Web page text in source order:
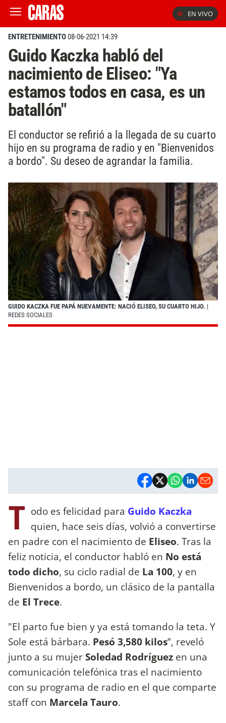
EN VIVO
ENTRETENIMIENTO08-06-2021 14:39
Guido Kaczka habló del
nacimiento de Eliseo: "Ya
estamos todos en casa, es un
batallón"
El conductor se refirió a la llegada de su cuarto
hijo en su programa de radio y en "Bienvenidos
a bordo". Su deseo de agrandar la familia.
GUIDO KACZKA FUE PAPÁ NUEVAMENTE: NACIÓ ELISEO, SU CUARTO HIJO. |
REDES SOCIALES
T odo es felicidad para Guido Kaczka
quien, hace seis días, volvió a convertirse
en padre con el nacimiento de Eliseo. Tras la
feliz noticia, el conductor habló en No está
todo dicho, su ciclo radial de La 100, y en
Bienvenidos a bordo, un clásico de la pantalla
de El Trece.
"El parto fue bien y ya está tomando la teta. Y
Sole está bárbara. Pesó 3,580 kilos”, reveló
junto a su mujerSoledad Rodríguez en una
comunicación telefónica tras el nacimiento
con su programa de radio en el que comparte
staff con Marcela Tauro.